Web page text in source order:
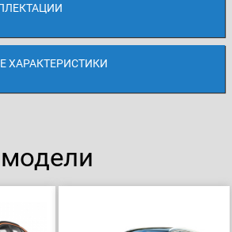
ХАРАКТЕРИСТИКИ